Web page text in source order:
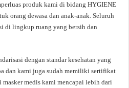
produk kami di bidang HYGIENE
orang dewasa dan anak-anak. Seluruh
di lingkup ruang yang bersih dan
dengan standar kesehatan yang
dan kami juga sudah memiliki sertifikat
masker medis kami mencapai lebih dari